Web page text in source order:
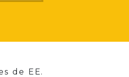
de EE.